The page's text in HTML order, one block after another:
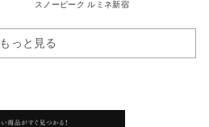
スノーピーク ルミネ新宿
もっと見る